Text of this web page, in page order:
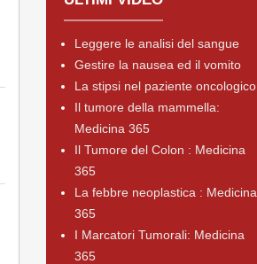
Leggere le analisi del sangue
Gestire la nausea ed il vomito
La stipsi nel paziente oncologico
Il tumore della mammella:
Medicina 365
Il Tumore del Colon : Medicina
365
La febbre neoplastica : Medicina
365
I Marcatori Tumorali: Medicina
365